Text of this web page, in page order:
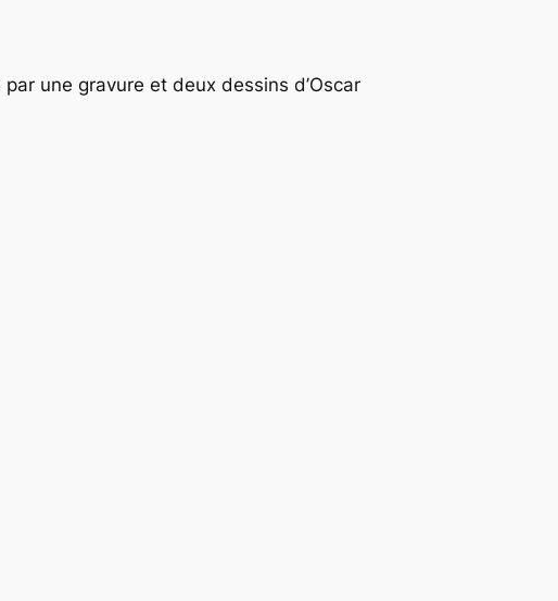
une gravure et deux dessins d’Oscar